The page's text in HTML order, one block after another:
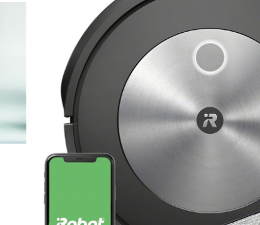
CERCA UN PRODOTTO
SELEZIONA CATEGORIA
Sei nel
Siamo
abbiamo